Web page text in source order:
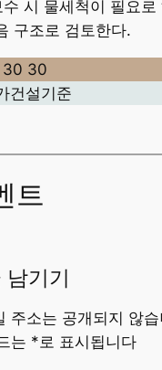
시 물세척이 필요로
구조로 검토한다.
30 30
건설기준
트
남기기
주소는 공개되지 않
는 * 로 표시됩니다